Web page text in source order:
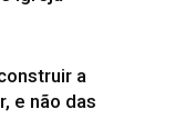
a
e não das